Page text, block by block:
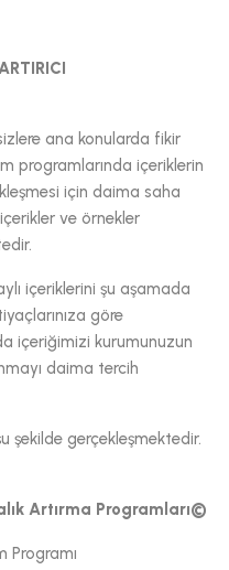
ana konularda fikir
programlarında içeriklerin
için daima saha
ve örnekler
içeriklerini şu aşamada
göre
içeriğimizi kurumunuzun
daima tercih
şekilde gerçekleşmektedir.
Artırma Programları©
Programı